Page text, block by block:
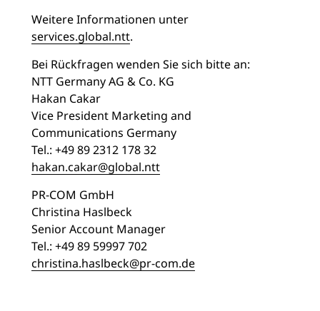
Weitere Informationen unter
services.global.ntt.
Bei Rückfragen wenden Sie sich bitte an:
NTT Germany AG & Co. KG
Hakan Cakar
Vice President Marketing and
Communications Germany
Tel.: +49 89 2312 178 32
hakan.cakar@global.ntt
PR-COM GmbH
Christina Haslbeck
Senior Account Manager
Tel.: +49 89 59997 702
christina.haslbeck@pr-com.de